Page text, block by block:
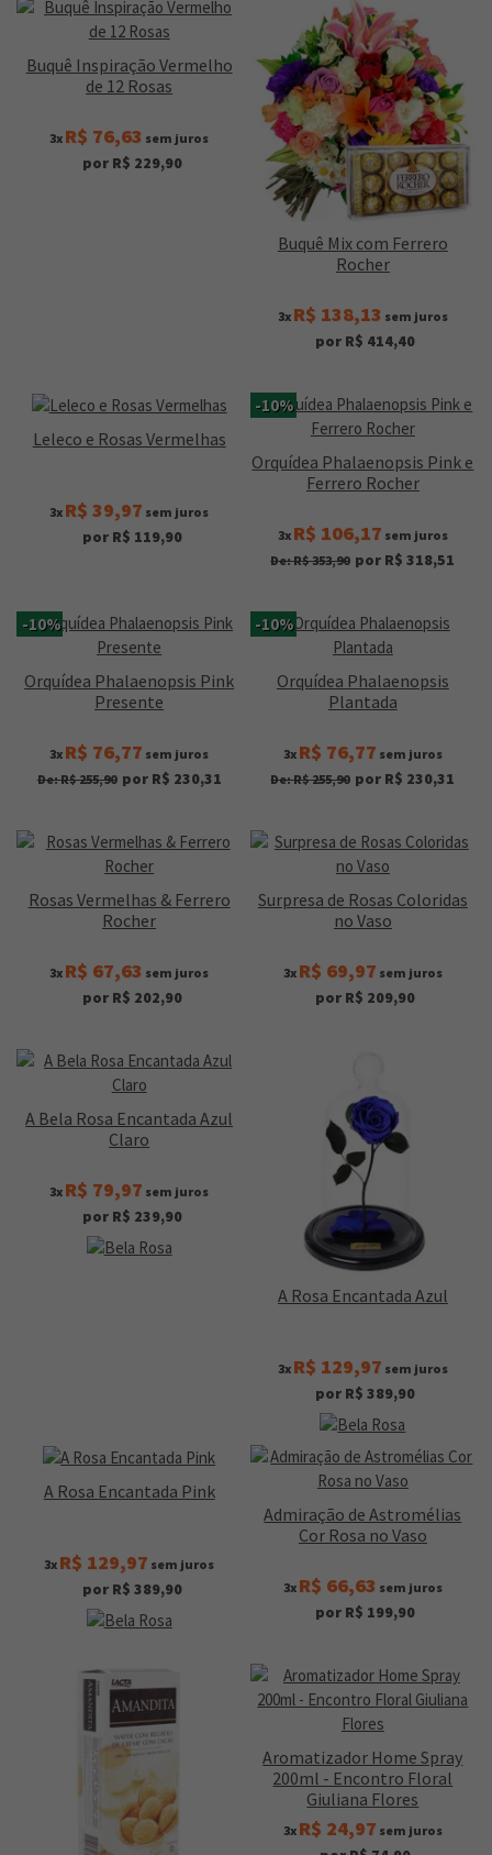
Buquê Inspiração Vermelho
de 12 Rosas
3x R$ 76,63 sem juros
por R$ 229,90
Buquê Mix com Ferrero
Rocher
3x R$ 138,13 sem juros
por R$ 414,40
Leleco e Rosas Vermelhas
3x R$ 39,97 sem juros
por R$ 119,90
-10%
Orquídea Phalaenopsis Pink e
Ferrero Rocher
3x R$ 106,17 sem juros
De: R$ 353,90 por R$ 318,51
-10%
Orquídea Phalaenopsis Pink
Presente
3x R$ 76,77 sem juros
De: R$ 255,90 por R$ 230,31
-10%
Orquídea Phalaenopsis
Plantada
3x R$ 76,77 sem juros
De: R$ 255,90 por R$ 230,31
Rosas Vermelhas & Ferrero
Rocher
3x R$ 67,63 sem juros
por R$ 202,90
Surpresa de Rosas Coloridas
no Vaso
3x R$ 69,97 sem juros
por R$ 209,90
A Bela Rosa Encantada Azul
Claro
3x R$ 79,97 sem juros
por R$ 239,90
A Rosa Encantada Azul
3x R$ 129,97 sem juros
por R$ 389,90
A Rosa Encantada Pink
3x R$ 129,97 sem juros
por R$ 389,90
Admiração de Astromélias
Cor Rosa no Vaso
3x R$ 66,63 sem juros
por R$ 199,90
Aromatizador Home Spray
200ml - Encontro Floral
Giuliana Flores
3x R$ 24,97 sem juros